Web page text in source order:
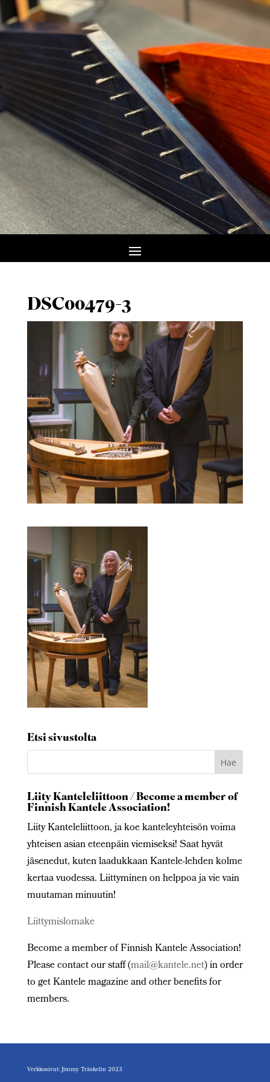
DSC00479-3
Etsi sivustolta
Liity Kanteleliittoon / Become a member of
Finnish Kantele Association!
Liity Kanteleliittoon, ja koe kanteleyhteisön voima
yhteisen asian eteenpäin viemiseksi! Saat hyvät
jäsenedut, kuten laadukkaan Kantele-lehden kolme
kertaa vuodessa. Liittyminen on helppoa ja vie vain
muutaman minuutin!
Liittymislomake
Become a member of Finnish Kantele Association!
Please contact our staff (mail@kantele.net) in order
to get Kantele magazine and other benefits for
members.
Verkkosivut: Jimmy Träskelin 2023